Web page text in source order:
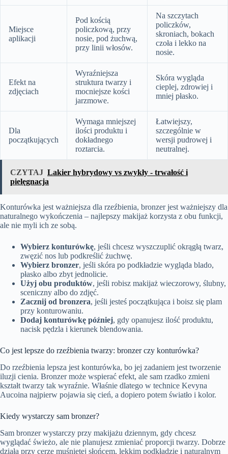
Miejsce
aplikacji
Pod kością
policzkową, przy
nosie, pod żuchwą,
przy linii włosów.
Na szczytach
policzków,
skroniach, bokach
czoła i lekko na
nosie.
Efekt na
zdjęciach
Wyraźniejsza
struktura twarzy i
mocniejsze kości
jarzmowe.
Skóra wygląda
cieplej, zdrowiej i
mniej płasko.
Dla
początkujących
Wymaga mniejszej
ilości produktu i
dokładnego
roztarcia.
Łatwiejszy,
szczególnie w
wersji pudrowej i
neutralnej.
CZYTAJ Lakier hybrydowy vs zwykły - trwałość i
pielęgnacja
Konturówka jest ważniejsza dla rzeźbienia, bronzer jest ważniejszy dla
naturalnego wykończenia – najlepszy makijaż korzysta z obu funkcji,
ale nie myli ich ze sobą.
Wybierz konturówkę, jeśli chcesz wyszczuplić okrągłą twarz,
zwęzić nos lub podkreślić żuchwę.
Wybierz bronzer, jeśli skóra po podkładzie wygląda blado,
płasko albo zbyt jednolicie.
Użyj obu produktów, jeśli robisz makijaż wieczorowy, ślubny,
sceniczny albo do zdjęć.
Zacznij od bronzera, jeśli jesteś początkująca i boisz się plam
przy konturowaniu.
Dodaj konturówkę później, gdy opanujesz ilość produktu,
nacisk pędzla i kierunek blendowania.
Co jest lepsze do rzeźbienia twarzy: bronzer czy konturówka?
Do rzeźbienia lepsza jest konturówka, bo jej zadaniem jest tworzenie
iluzji cienia. Bronzer może wspierać efekt, ale sam rzadko zmieni
kształt twarzy tak wyraźnie. Właśnie dlatego w technice Kevyna
Aucoina najpierw pojawia się cień, a dopiero potem światło i kolor.
Kiedy wystarczy sam bronzer?
Sam bronzer wystarczy przy makijażu dziennym, gdy chcesz
wyglądać świeżo, ale nie planujesz zmieniać proporcji twarzy. Dobrze
działa przy cerze muśniętej słońcem, lekkim podkładzie i naturalnym